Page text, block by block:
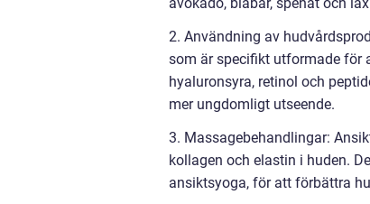
2. Användning av
som är specifikt utformade för
hyaluronsyra, retinol och
mer ungdomligt utseende.
3. Massagebehandlingar:
kollagen och elastin i huden.
ansiktsyoga, för att förbättra